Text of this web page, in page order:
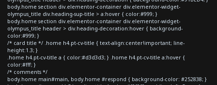
body.home section div.elementor-container div.elementor-widget-
olympus_title div.heading-sup-title > a:hover { color:#999; }
body.home section div.elementor-container div.elementor-widget-
olympus_title header > div.heading-decoration:hover { background-
color:#999; }
/* card title */ .home h4.pt-cv-title { text-align:center!important; line-
height:1.3; }
.home h4.pt-cv-title a { color:#d3d3d3; } .home h4.pt-cv-title a:hover {
color:#fff; }
/* comments */
body.home main#main, body.home #respond { background-color: #252838; }